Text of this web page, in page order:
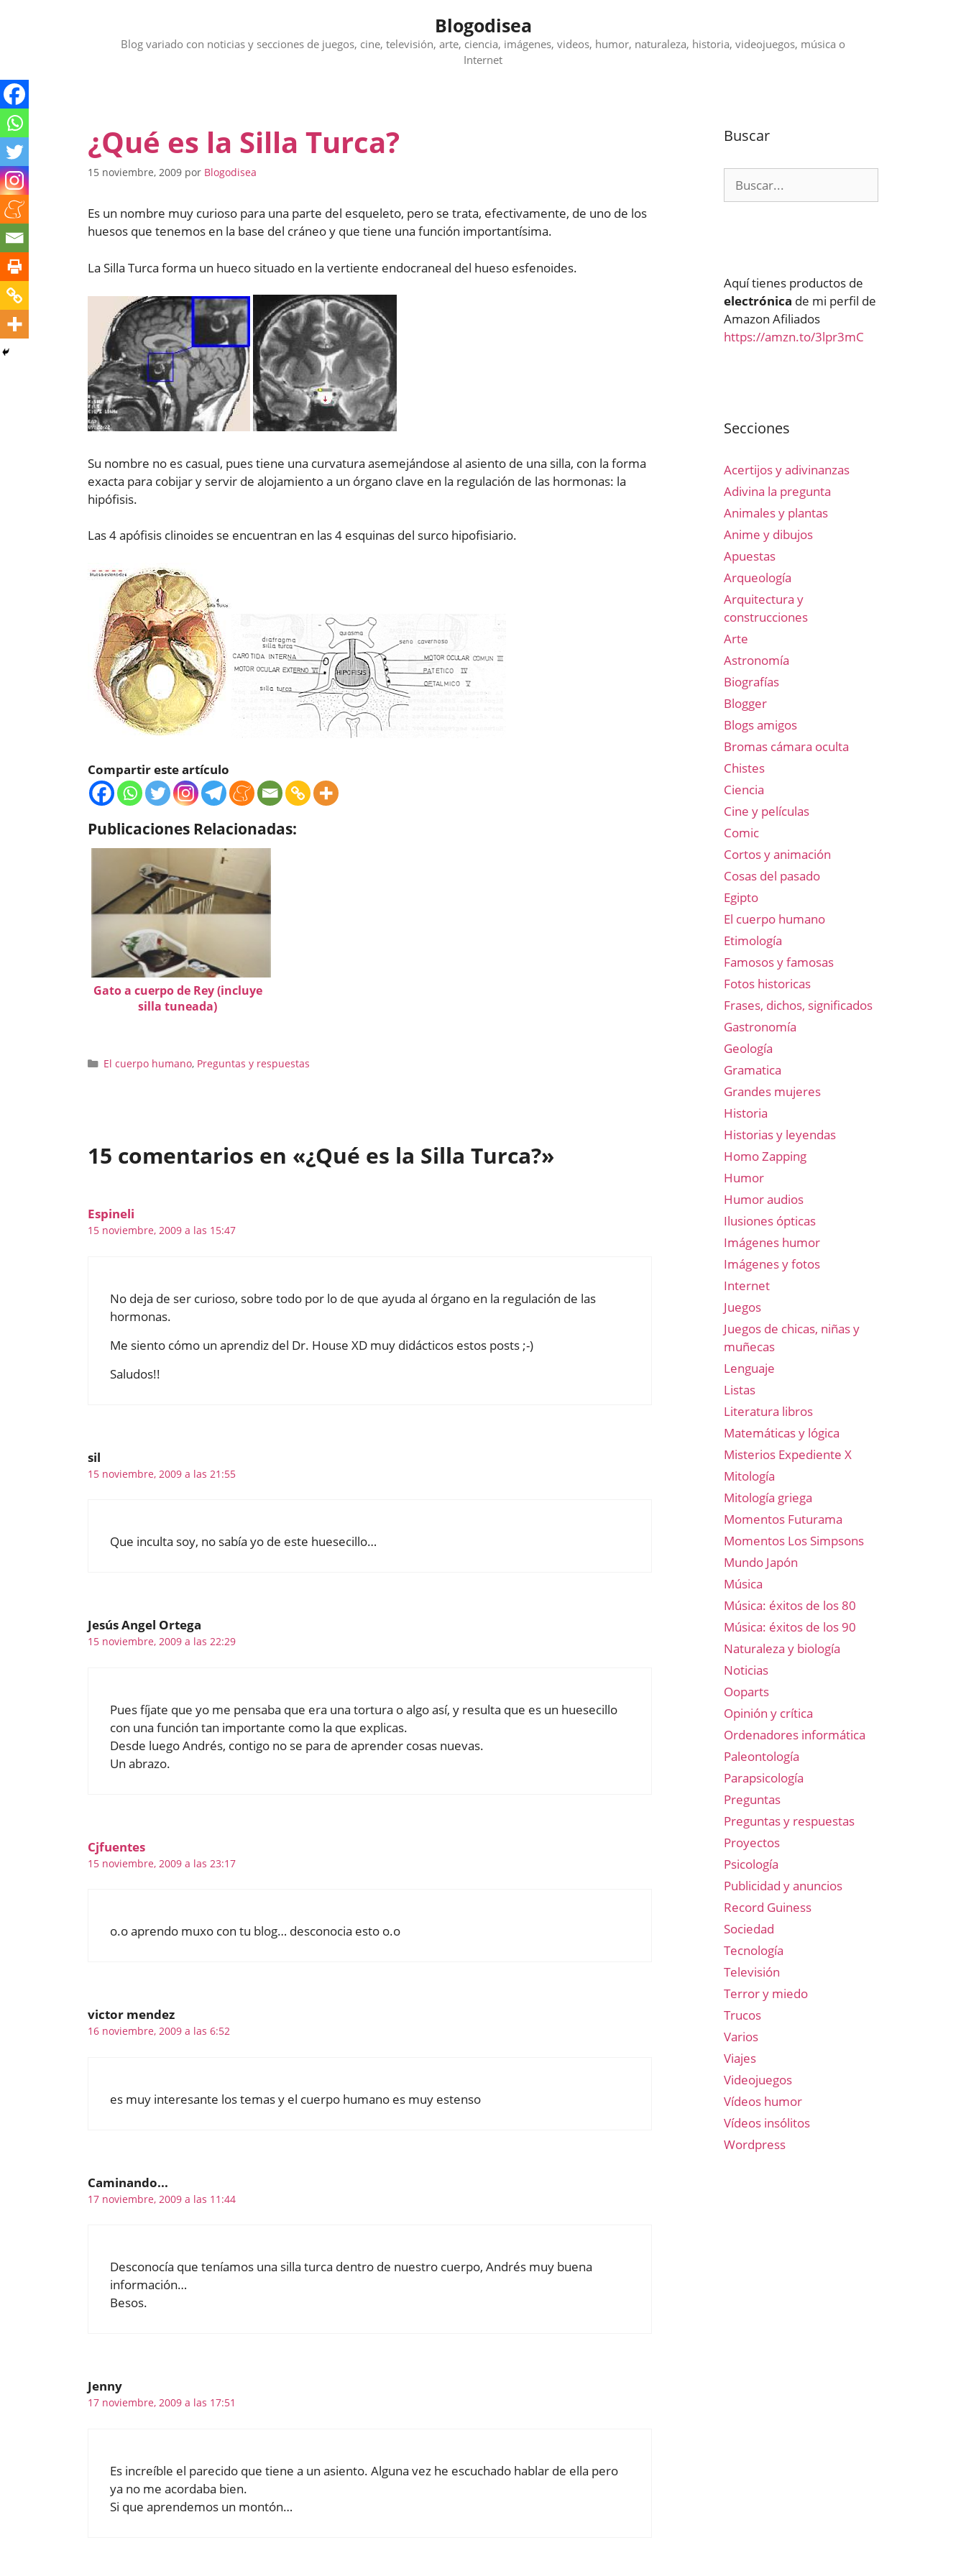
Blogodisea
Blog variado con noticias y secciones de juegos, cine, televisión, arte, ciencia, imágenes, videos, humor, naturaleza, historia, videojuegos, música o
Internet
¿Qué es la Silla Turca?
15 noviembre, 2009 por Blogodisea
Es un nombre muy curioso para una parte del esqueleto, pero se trata, efectivamente, de uno de los
huesos que tenemos en la base del cráneo y que tiene una función importantísima.
La Silla Turca forma un hueco situado en la vertiente endocraneal del hueso esfenoides.
Su nombre no es casual, pues tiene una curvatura asemejándose al asiento de una silla, con la forma
exacta para cobijar y servir de alojamiento a un órgano clave en la regulación de las hormonas: la
hipófisis.
Las 4 apófisis clinoides se encuentran en las 4 esquinas del surco hipofisiario.
Compartir este artículo
Publicaciones Relacionadas:
Gato a cuerpo de Rey (incluye
silla tuneada)
Categorías
El cuerpo humano, Preguntas y respuestas
15 comentarios en «¿Qué es la Silla Turca?»
Espineli
15 noviembre, 2009 a las 15:47
No deja de ser curioso, sobre todo por lo de que ayuda al órgano en la regulación de las
hormonas.
Me siento cómo un aprendiz del Dr. House XD muy didácticos estos posts ;-)
Saludos!!
sil
15 noviembre, 2009 a las 21:55
Que inculta soy, no sabía yo de este huesecillo…
Jesús Angel Ortega
15 noviembre, 2009 a las 22:29
Pues fíjate que yo me pensaba que era una tortura o algo así, y resulta que es un huesecillo
con una función tan importante como la que explicas.
Desde luego Andrés, contigo no se para de aprender cosas nuevas.
Un abrazo.
Cjfuentes
15 noviembre, 2009 a las 23:17
o.o aprendo muxo con tu blog… desconocia esto o.o
victor mendez
16 noviembre, 2009 a las 6:52
es muy interesante los temas y el cuerpo humano es muy estenso
Caminando...
17 noviembre, 2009 a las 11:44
Desconocía que teníamos una silla turca dentro de nuestro cuerpo, Andrés muy buena
información…
Besos.
Jenny
17 noviembre, 2009 a las 17:51
Es increíble el parecido que tiene a un asiento. Alguna vez he escuchado hablar de ella pero
ya no me acordaba bien.
Si que aprendemos un montón…
Buscar
Aquí tienes productos de
electrónica de mi perfil de
Amazon Afiliados
https://amzn.to/3lpr3mC
Secciones
Acertijos y adivinanzas
Adivina la pregunta
Animales y plantas
Anime y dibujos
Apuestas
Arqueología
Arquitectura y
construcciones
Arte
Astronomía
Biografías
Blogger
Blogs amigos
Bromas cámara oculta
Chistes
Ciencia
Cine y películas
Comic
Cortos y animación
Cosas del pasado
Egipto
El cuerpo humano
Etimología
Famosos y famosas
Fotos historicas
Frases, dichos, significados
Gastronomía
Geología
Gramatica
Grandes mujeres
Historia
Historias y leyendas
Homo Zapping
Humor
Humor audios
Ilusiones ópticas
Imágenes humor
Imágenes y fotos
Internet
Juegos
Juegos de chicas, niñas y
muñecas
Lenguaje
Listas
Literatura libros
Matemáticas y lógica
Misterios Expediente X
Mitología
Mitología griega
Momentos Futurama
Momentos Los Simpsons
Mundo Japón
Música
Música: éxitos de los 80
Música: éxitos de los 90
Naturaleza y biología
Noticias
Ooparts
Opinión y crítica
Ordenadores informática
Paleontología
Parapsicología
Preguntas
Preguntas y respuestas
Proyectos
Psicología
Publicidad y anuncios
Record Guiness
Sociedad
Tecnología
Televisión
Terror y miedo
Trucos
Varios
Viajes
Videojuegos
Vídeos humor
Vídeos insólitos
Wordpress